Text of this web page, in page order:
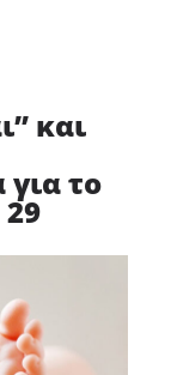
και
το